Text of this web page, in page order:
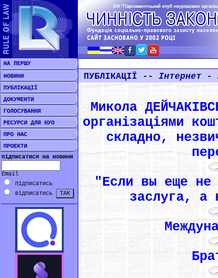
НА ПЕРШУ
НОВИНИ
ПУБЛІКАЦІЇ
ДОКУМЕНТИ
ГОЛОСУВАННЯ
РЕСУРСИ ДЛЯ НУО
ПРО НАС
ПРОЕКТИ
підписатися на новини
Email
підписатись
відписатись
ПУБЛІКАЦІЇ -- Інтернет -
Микола
організаціями
складно,
"Если вы еще не
заслуга, а